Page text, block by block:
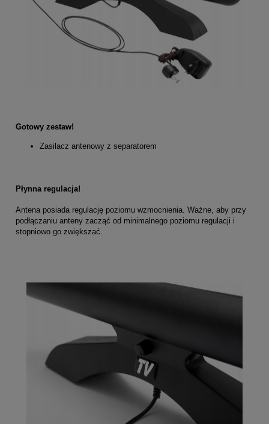
Gotowy zestaw!
Zasilacz antenowy z separatorem
Płynna regulacja!
Antena posiada regulację poziomu wzmocnienia. Ważne, aby przy
podłączaniu anteny zacząć od minimalnego poziomu regulacji i
stopniowo go zwiększać.